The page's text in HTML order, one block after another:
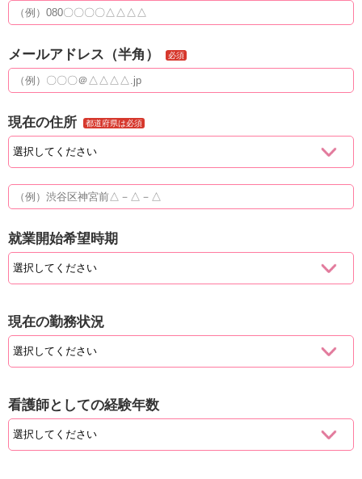
メールアドレス（半角） 必須
現在の住所 都道府県は必須
就業開始希望時期
現在の勤務状況
看護師としての経験年数